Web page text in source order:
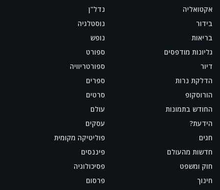
אקטואליה
בידור
בריאות
גליונות מודפסים
דיור
הדלקת נרות
הורוסקופ
החודש בתמונות
הידעת?
חגים
חדשות מהעולם
חוק ומשפט
חינוך
נדל"ן
נוסטלגיה
נופש
ספורט
ספורטריוויה
ספרים
סרטים
עולם
עסקים
פוליטיקה מקומית
פיננסים
פסיכולוגיה
פרסום